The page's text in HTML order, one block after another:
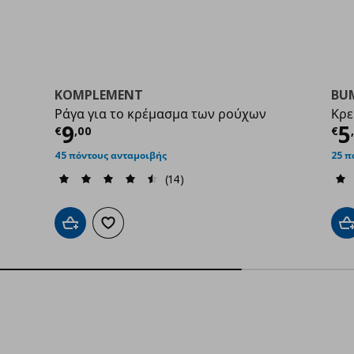
KOMPLEMENT
Ράγα για το κρέμασμα των ρούχων
€9,00
Τρέχουσα τιμή
45 πόντους ανταμοιβής
(14)
Προσθήκη στο καλάθι
Προσθήκη στα αγαπημένα
€5,
25